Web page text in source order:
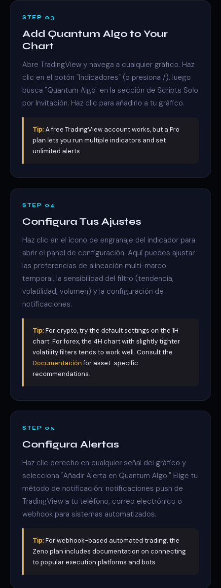
STEP 03
Add Quantum Algo to Your
Chart
Abre TradingView y navega a cualquier gráfico. Haz
clic en el botón "Indicadores" (o presiona /), luego
busca "Quantum Algo" en la sección de Scripts Solo
por Invitación. Haz clic para añadirlo a tu gráfico.
Tip:A free TradingView account works, but a Pro
plan lets you run multiple indicators and set
unlimited alerts.
STEP 04
Configura Tus Ajustes
Haz clic en el ícono de engranaje del indicador para
abrir el panel de configuración. Aquí puedes ajustar
las preferencias de alineación multi-marco
temporal, la sensibilidad del filtro (tendencia,
volatilidad, volumen) y la configuración de
notificaciones.
Tip:For crypto, try the default settings on the 1H
chart. For forex, the 4H chart with slightly tighter
volatility filters tends to work well. Consult the
Documentaciónfor asset-specific
recommendations.
STEP 05
Configura Alertas
Haz clic derecho en cualquier señal del gráfico y
selecciona "Añadir Alerta en Quantum Algo." Elige tu
método de notificación: notificaciones push de
TradingView a tu teléfono, correo electrónico o
webhook para sistemas automatizados.
Tip:For webhook-based automated trading, the
Zeno plan includes documentation on connecting
to popular execution platforms and bots.